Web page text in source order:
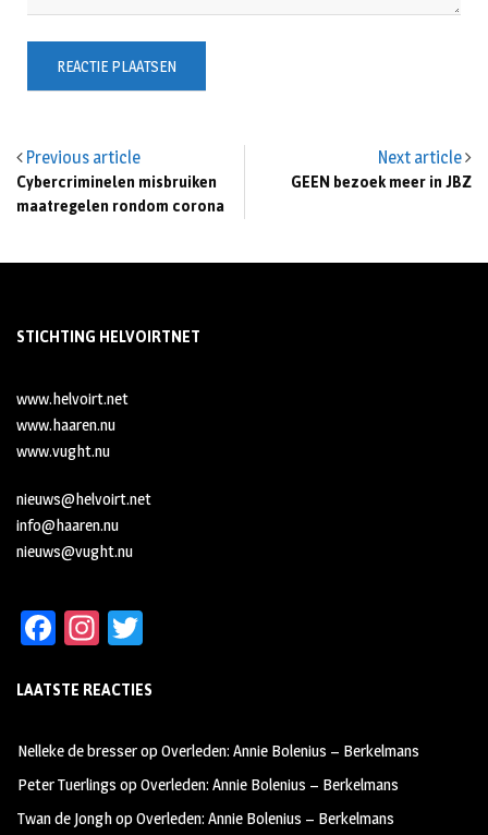
Previous article
Cybercriminelen misbruiken
maatregelen rondom corona
Next article
GEEN bezoek meer in JBZ
STICHTING HELVOIRTNET
www.helvoirt.net
www.haaren.nu
www.vught.nu
nieuws@helvoirt.net
info@haaren.nu
nieuws@vught.nu
Fa
b
oo
k
In
ag
m
tt
LAATSTE REACTIES
Nelleke de bresseropOverleden: Annie Bolenius – Berkelmans
Peter Tuerlings opOverleden: Annie Bolenius – Berkelmans
Twan de JonghopOverleden: Annie Bolenius – Berkelmans